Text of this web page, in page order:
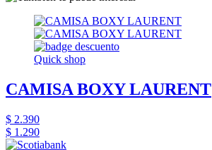
Quick shop
CAMISA BOXY LAURENT
$ 2.390
$ 1.290